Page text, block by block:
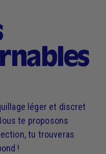
léger et discret
te proposons
tu trouveras
!